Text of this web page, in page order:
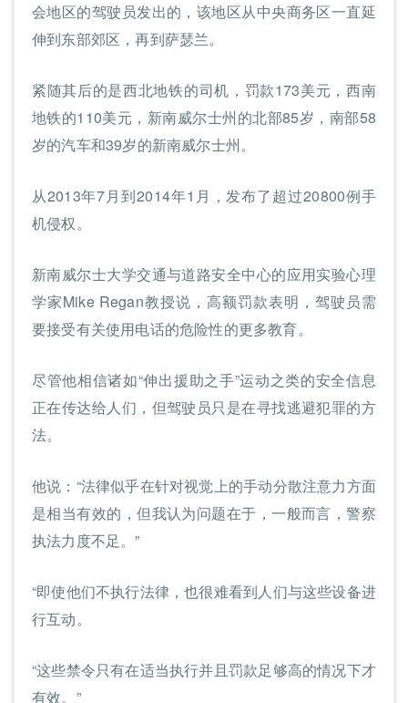
会地区的驾驶员发出的，该地区从中央商务区一直延
伸到东部郊区，再到萨瑟兰。
紧随其后的是西北地铁的司机，罚款173美元，西南
地铁的110美元，新南威尔士州的北部85岁，南部58
岁的汽车和39岁的新南威尔士州。
从2013年7月到2014年1月，发布了超过20800例手
机侵权。
新南威尔士大学交通与道路安全中心的应用实验心理
学家Mike Regan教授说，高额罚款表明，驾驶员需
要接受有关使用电话的危险性的更多教育。
尽管他相信诸如“伸出援助之手”运动之类的安全信息
正在传达给人们，但驾驶员只是在寻找逃避犯罪的方
法。
他说：“法律似乎在针对视觉上的手动分散注意力方面
是相当有效的，但我认为问题在于，一般而言，警察
执法力度不足。”
“即使他们不执行法律，也很难看到人们与这些设备进
行互动。
“这些禁令只有在适当执行并且罚款足够高的情况下才
有效。”